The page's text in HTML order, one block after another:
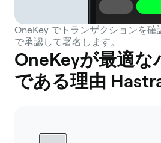
OneKey でトランザクションを確
で承認して署名します。
OneKeyが最適な
である理由